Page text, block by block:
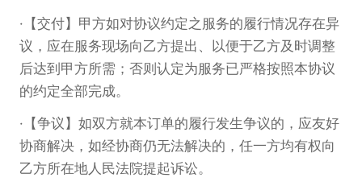
【交付】甲方如对协议约定之服务的履行情况存在异
议，应在服务现场向乙方提出、以便于乙方及时调整
后达到甲方所需；否则认定为服务已严格按照本协议
的约定全部完成。
【争议】如双方就本订单的履行发生争议的，应友好
协商解决，如经协商仍无法解决的，任一方均有权向
乙方所在地人民法院提起诉讼。